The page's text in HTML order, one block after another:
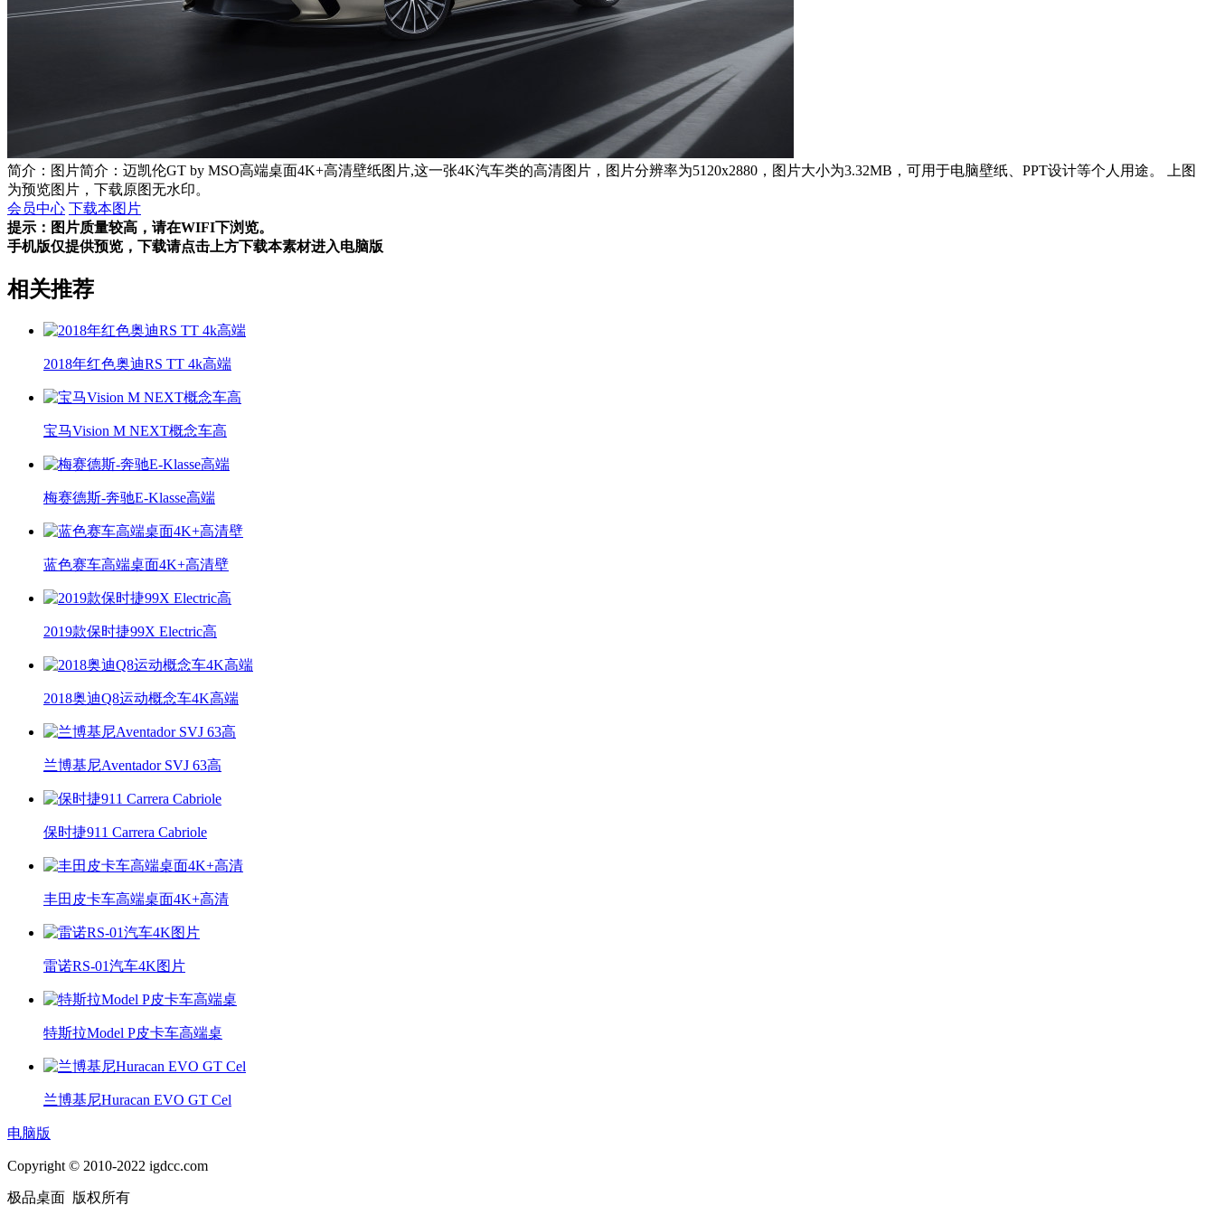
简介：图片简介：迈凯伦GT by MSO高端桌面4K+高清壁纸图片,这一张4K汽车类的高清图片，图片分辨率为5120x2880，图片大小为3.32MB，可用于电脑壁纸、PPT设计等个人用途。 上图
为预览图片，下载原图无水印。
会员中心 下载本图片
提示：图片质量较高，请在WIFI下浏览。
手机版仅提供预览，下载请点击上方下载本素材进入电脑版
相关推荐
2018年红色奥迪RS TT 4k高端
宝马Vision M NEXT概念车高
梅赛德斯-奔驰E-Klasse高端
蓝色赛车高端桌面4K+高清壁
2019款保时捷99X Electric高
2018奥迪Q8运动概念车4K高端
兰博基尼Aventador SVJ 63高
保时捷911 Carrera Cabriole
丰田皮卡车高端桌面4K+高清
雷诺RS-01汽车4K图片
特斯拉Model P皮卡车高端桌
兰博基尼Huracan EVO GT Cel
电脑版
Copyright © 2010-2022 igdcc.com
极品桌面 版权所有